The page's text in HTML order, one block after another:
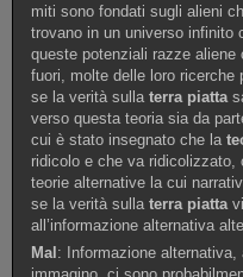
miti sono fondati sugli alieni
trovano in un universo infinito
queste potenziali razze
fuori, molte delle loro ricerche
se la verità sullaterra piatta
verso questa teoria sia da
cui è stato insegnato che la
ridicolo e che va ridicolizzato,
teorie alternative la cui
se la verità sullaterra piatta
all’informazione alternativa
Mal: Informazione